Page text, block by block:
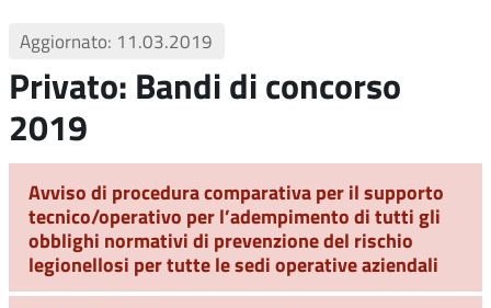
Aggiornato: 11.03.2019
Privato: Bandi di concorso
2019
Avviso di procedura comparativa per il supporto
tecnico/operativo per l’adempimento di tutti gli
obblighi normativi di prevenzione del rischio
legionellosi per tutte le sedi operative aziendali